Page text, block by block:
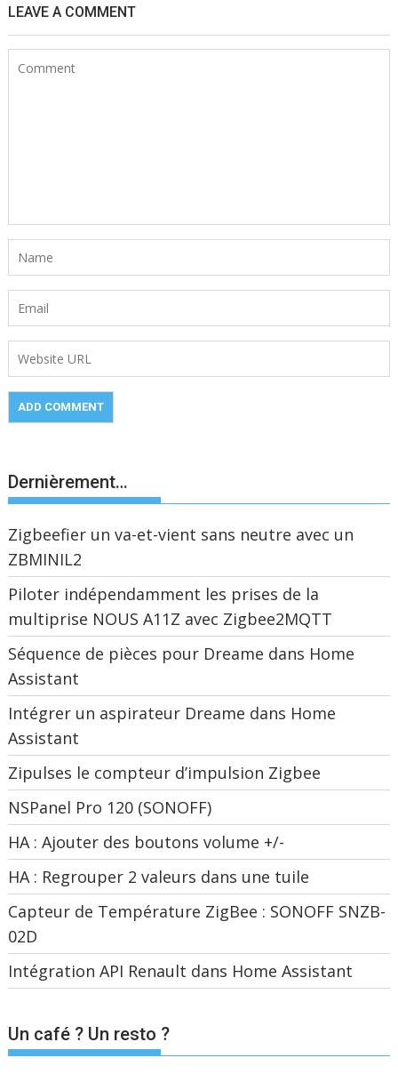
LEAVE A COMMENT
Dernièrement…
Zigbeefier un va-et-vient sans neutre avec un
ZBMINIL2
Piloter indépendamment les prises de la
multiprise NOUS A11Z avec Zigbee2MQTT
Séquence de pièces pour Dreame dans Home
Assistant
Intégrer un aspirateur Dreame dans Home
Assistant
Zipulses le compteur d’impulsion Zigbee
NSPanel Pro 120 (SONOFF)
HA : Ajouter des boutons volume +/-
HA : Regrouper 2 valeurs dans une tuile
Capteur de Température ZigBee : SONOFF SNZB-
02D
Intégration API Renault dans Home Assistant
Un café ? Un resto ?